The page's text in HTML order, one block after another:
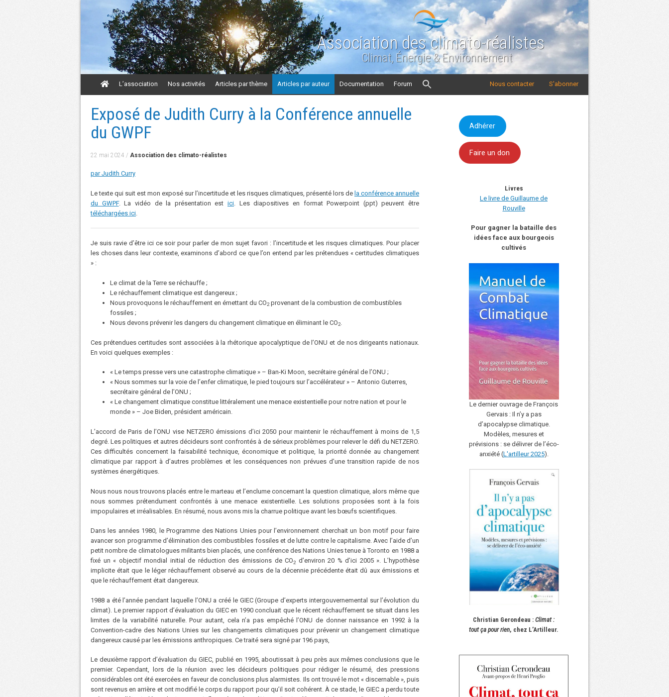
Association des climato-réalistes
Climat, Énergie & Environnement
L’association Nos activités Articles par thème Articles par auteur Documentation Forum S'abonner
Nous contacter
contenu
Exposé de Judith Curry à la Conférence annuelle
du GWPF
22 mai 2024 / Association des climato-réalistes
par Judith Curry
Le texte qui suit est mon exposé sur l’incertitude et les risques climatiques, présenté lors de la conférence annuelle
du GWPF. La vidéo de la présentation est ici . Les diapositives en format Powerpoint (ppt) peuvent être
téléchargées ici
Je suis ravie d’être ici ce soir pour parler de mon sujet favori : l’incertitude et les risques climatiques. Pour placer
les choses dans leur contexte, examinons d’abord ce que l’on entend par les prétendues « certitudes climatiques
» :
Le climat de la Terre se réchauffe ;
Le réchauffement climatique est dangereux ;
Nous provoquons le réchauffement en émettant du CO2 provenant de la combustion de combustibles
fossiles ;
Nous devons prévenir les dangers du changement climatique en éliminant le CO2
Ces prétendues certitudes sont associées à la rhétorique apocalyptique de l’ONU et de nos dirigeants nationaux.
En voici quelques exemples :
« Le temps presse vers une catastrophe climatique » – Ban-Ki Moon, secrétaire général de l’ONU ;
« Nous sommes sur la voie de l’enfer climatique, le pied toujours sur l’accélérateur » – Antonio Guterres,
secrétaire général de l’ONU ;
« Le changement climatique constitue littéralement une menace existentielle pour notre nation et pour le
monde » – Joe Biden, président américain.
L’accord de Paris de l’ONU vise NETZERO émissions d’ici 2050 pour maintenir le réchauffement à moins de 1,5
degré. Les politiques et autres décideurs sont confrontés à de sérieux problèmes pour relever le défi du NETZERO.
Ces difficultés concernent la faisabilité technique, économique et politique, la priorité donnée au changement
climatique par rapport à d’autres problèmes et les conséquences non prévues d’une transition rapide de nos
systèmes énergétiques.
Nous nous nous trouvons placés entre le marteau et l’enclume concernant la question climatique, alors même que
nous sommes prétendument confrontés à une menace existentielle. Les solutions proposées sont à la fois
impopulaires et irréalisables. En résumé, nous avons mis la charrue politique avant les bœufs scientifiques.
Dans les années 1980, le Programme des Nations Unies pour l’environnement cherchait un bon motif pour faire
avancer son programme d’élimination des combustibles fossiles et de lutte contre le capitalisme. Avec l’aide d’un
petit nombre de climatologues militants bien placés, une conférence des Nations Unies tenue à Toronto en 1988 a
fixé un « objectif mondial initial de réduction des émissions de CO2 d’environ 20 % d’ici 2005 ». L’hypothèse
implicite était que le léger réchauffement observé au cours de la décennie précédente était dû aux émissions et
que le réchauffement était dangereux.
1988 a été l’année pendant laquelle l’ONU a créé le GIEC (Groupe d’experts intergouvernemental sur l’évolution du
climat). Le premier rapport d’évaluation du GIEC en 1990 concluait que le récent réchauffement se situait dans les
limites de la variabilité naturelle. Pour autant, cela n’a pas empêché l’ONU de donner naissance en 1992 à la
Convention-cadre des Nations Unies sur les changements climatiques pour prévenir un changement climatique
dangereux causé par les émissions anthropiques. Ce traité sera signé par 196 pays,
Le deuxième rapport d’évaluation du GIEC, publié en 1995, aboutissait à peu près aux mêmes conclusions que le
premier. Cependant, lors de la réunion avec les décideurs politiques pour rédiger le résumé, des pressions
considérables ont été exercées en faveur de conclusions plus alarmistes. Ils ont trouvé le mot « discernable », puis
sont revenus en arrière et ont modifié le corps du rapport pour qu’il soit cohérent. À ce stade, le GIEC a perdu toute
Adhérer
Faire un don
Livres
Le livre de Guillaume de
Rouville
Pour gagner la bataille des
idées face aux bourgeois
cultivés
Le dernier ouvrage de François
Gervais : Il n’y a pas
d’apocalypse climatique.
Modèles, mesures et
prévisions : se délivrer de l’éco-
anxiété (L'artilleur 2025).
Christian Gerondeau : Climat :
tout ça pour rien, chez L’Artilleur.